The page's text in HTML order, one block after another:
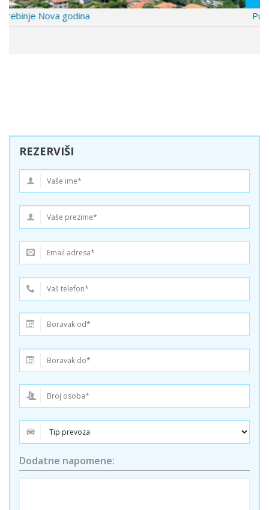
Putovanje Napulj 7 dana
REZERVIŠI
Dodatne napomene: